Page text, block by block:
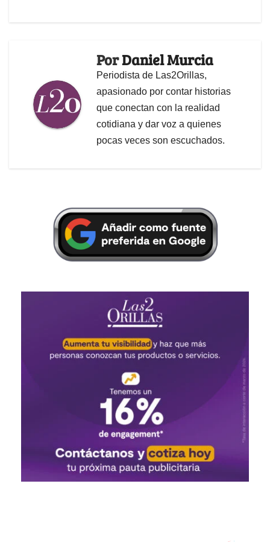
PorDaniel Murcia
Periodista de Las2Orillas,
apasionado por contar historias
que conectan con la realidad
cotidiana y dar voz a quienes
pocas veces son escuchados.